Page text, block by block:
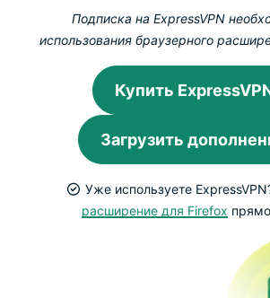
Подписка на ExpressVPN
использования браузерного
Купить
Загрузить
Уже используете
расширение для Firefox